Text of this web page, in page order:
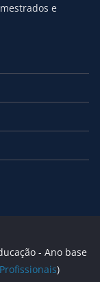
e
- Ano base
)